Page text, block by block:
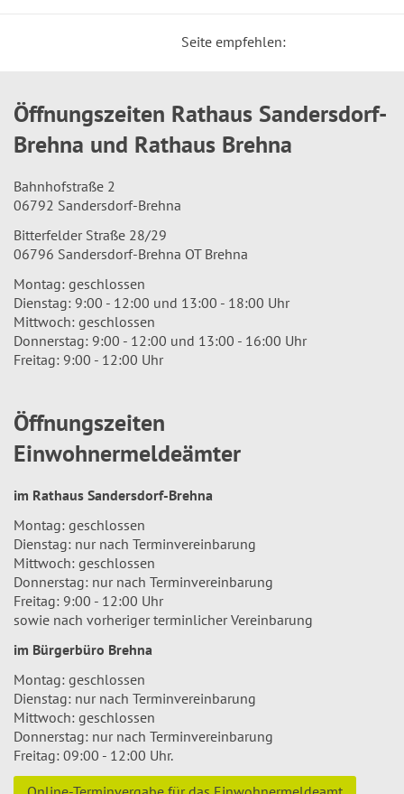
Seite empfehlen:
Öffnungszeiten Rathaus Sandersdorf-
Brehna und Rathaus Brehna
Bahnhofstraße 2
06792 Sandersdorf-Brehna
Bitterfelder Straße 28/29
06796 Sandersdorf-Brehna OT Brehna
Montag: geschlossen
Dienstag: 9:00 - 12:00 und 13:00 - 18:00 Uhr
Mittwoch: geschlossen
Donnerstag: 9:00 - 12:00 und 13:00 - 16:00 Uhr
Freitag: 9:00 - 12:00 Uhr
Öffnungszeiten
Einwohnermeldeämter
im Rathaus Sandersdorf-Brehna
Montag: geschlossen
Dienstag: nur nach Terminvereinbarung
Mittwoch: geschlossen
Donnerstag: nur nach Terminvereinbarung
Freitag: 9:00 - 12:00 Uhr
sowie nach vorheriger terminlicher Vereinbarung
im Bürgerbüro Brehna
Montag: geschlossen
Dienstag: nur nach Terminvereinbarung
Mittwoch: geschlossen
Donnerstag: nur nach Terminvereinbarung
Freitag: 09:00 - 12:00 Uhr.